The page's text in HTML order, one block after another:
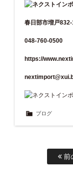
春日部市増戸
048-760-0500
https://
ブログ
前